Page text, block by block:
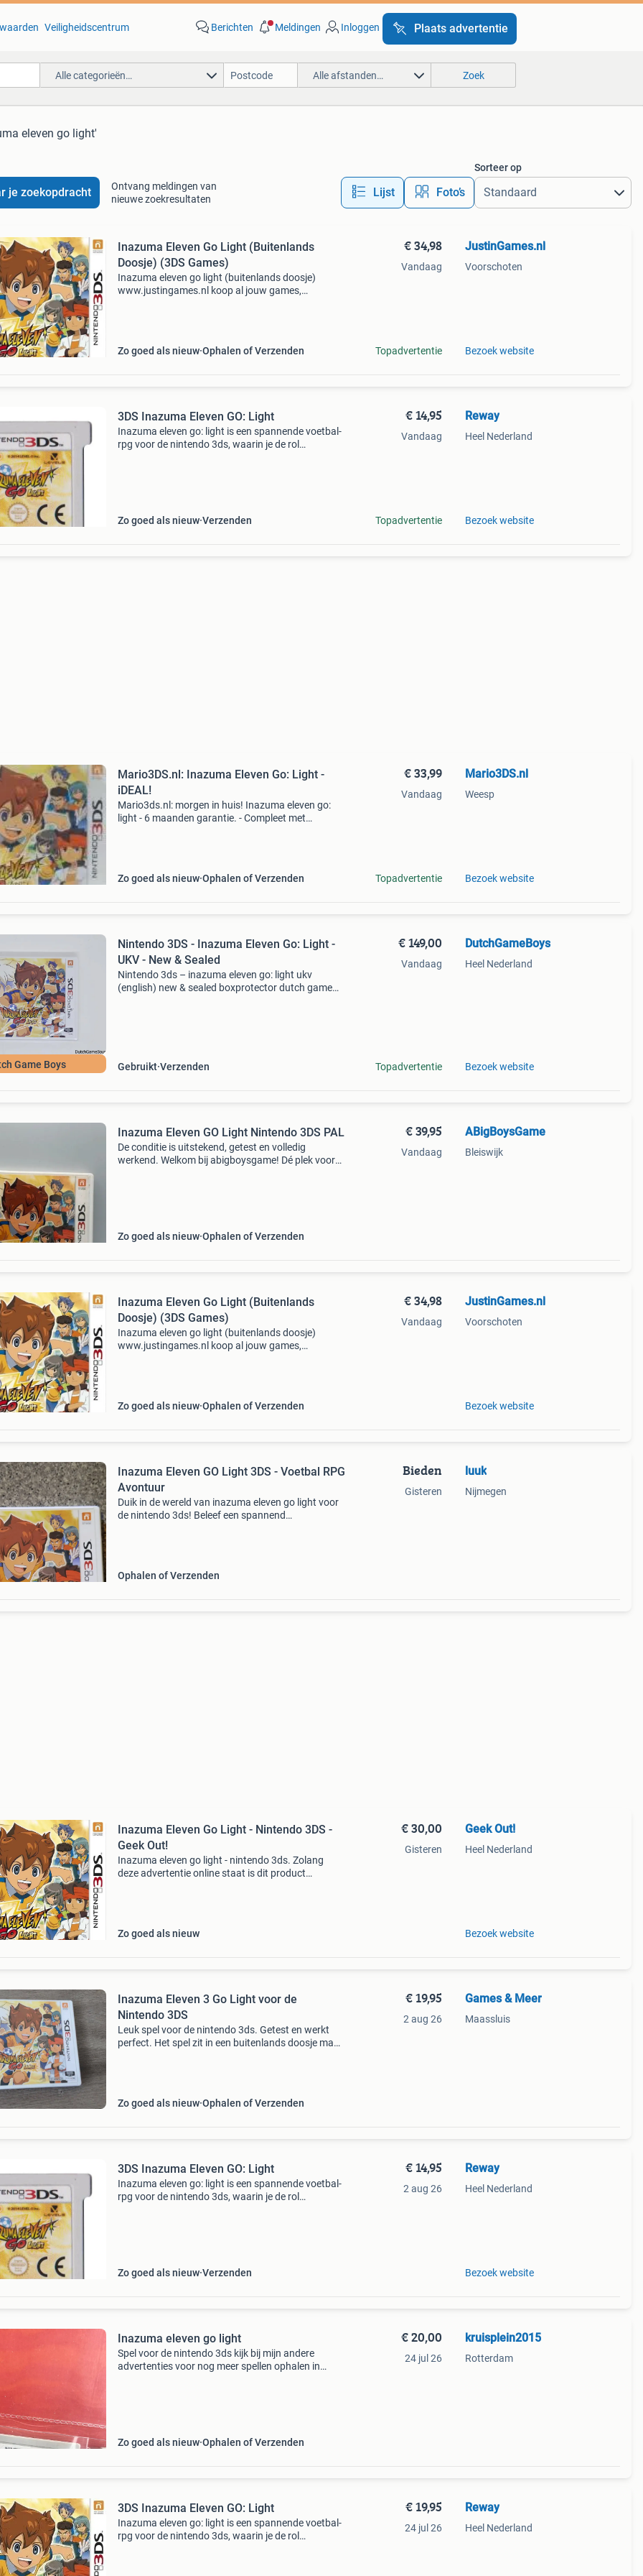
Veiligheidscentrum Berichten Meldingen Inloggen Plaats advertentie
Alle categorieën… Alle afstanden… Zoek
eleven go light'
je zoekopdracht
Ontvang meldingen van
nieuwe zoekresultaten
Lijst Foto’s
Sorteer op
Inazuma Eleven Go Light (Buitenlands
Doosje) (3DS Games)
Inazuma eleven go light (buitenlands doosje)
www.justingames.nl koop al jouw games,
Zo goed als nieuw Ophalen of Verzenden
€ 34,98
Vandaag
Topadvertentie
JustinGames.nl
Voorschoten
Bezoek website
3DS Inazuma Eleven GO: Light
Inazuma eleven go: light is een spannende voetbal-
rpg voor de nintendo 3ds, waarin je de rol
Zo goed als nieuw Verzenden
€ 14,95
Vandaag
Topadvertentie
Reway
Heel Nederland
Bezoek website
Mario3DS.nl: Inazuma Eleven Go: Light -
iDEAL!
Mario3ds.nl: morgen in huis! Inazuma eleven go:
light - 6 maanden garantie. - Compleet met
Zo goed als nieuw Ophalen of Verzenden
€ 33,99
Vandaag
Topadvertentie
Mario3DS.nl
Weesp
Bezoek website
Game Boys
Nintendo 3DS - Inazuma Eleven Go: Light -
UKV - New & Sealed
Nintendo 3ds – inazuma eleven go: light ukv
(english) new & sealed boxprotector dutch game
Gebruikt Verzenden
€ 149,00
Vandaag
Topadvertentie
DutchGameBoys
Heel Nederland
Bezoek website
Inazuma Eleven GO Light Nintendo 3DS PAL
De conditie is uitstekend, getest en volledig
werkend. Welkom bij abigboysgame! Dé plek voor
Zo goed als nieuw Ophalen of Verzenden
€ 39,95
Vandaag
ABigBoysGame
Bleiswijk
Inazuma Eleven Go Light (Buitenlands
Doosje) (3DS Games)
Inazuma eleven go light (buitenlands doosje)
www.justingames.nl koop al jouw games,
Zo goed als nieuw Ophalen of Verzenden
€ 34,98
Vandaag
JustinGames.nl
Voorschoten
Bezoek website
Inazuma Eleven GO Light 3DS - Voetbal RPG
Avontuur
Duik in de wereld van inazuma eleven go light voor
de nintendo 3ds! Beleef een spannend
Ophalen of Verzenden
Bieden
Gisteren
luuk
Nijmegen
Inazuma Eleven Go Light - Nintendo 3DS -
Geek Out!
Inazuma eleven go light - nintendo 3ds. Zolang
deze advertentie online staat is dit product
Zo goed als nieuw
€ 30,00
Gisteren
Geek Out!
Heel Nederland
Bezoek website
Inazuma Eleven 3 Go Light voor de
Nintendo 3DS
Leuk spel voor de nintendo 3ds. Getest en werkt
perfect. Het spel zit in een buitenlands doosje maar
Zo goed als nieuw Ophalen of Verzenden
€ 19,95
2 aug 26
Games & Meer
Maassluis
3DS Inazuma Eleven GO: Light
Inazuma eleven go: light is een spannende voetbal-
rpg voor de nintendo 3ds, waarin je de rol
Zo goed als nieuw Verzenden
€ 14,95
2 aug 26
Reway
Heel Nederland
Bezoek website
Inazuma eleven go light
Spel voor de nintendo 3ds kijk bij mijn andere
advertenties voor nog meer spellen ophalen in
Zo goed als nieuw Ophalen of Verzenden
€ 20,00
24 jul 26
kruisplein2015
Rotterdam
3DS Inazuma Eleven GO: Light
Inazuma eleven go: light is een spannende voetbal-
rpg voor de nintendo 3ds, waarin je de rol
€ 19,95
24 jul 26
Reway
Heel Nederland